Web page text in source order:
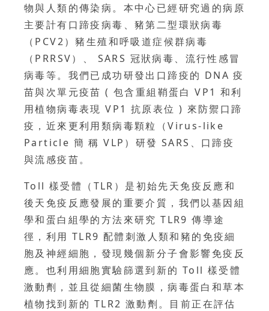
物與人類的傳染病。本中心已經研究過的病原
主要計有口蹄疫病毒、豬第二型環狀病毒
（PCV2）豬生殖和呼吸道症候群病毒
（PRRSV）、 SARS 冠狀病毒、流行性感冒
病毒等。我們已成功研發出口蹄疫的 DNA 疫
苗與次單元疫苗 ( 包含重組鞘蛋白 VP1 和利
用植物病毒表現 VP1 抗原表位 ) 來防禦口蹄
疫，近來更利用類病毒顆粒（Virus-like
Particle 簡 稱 VLP）研發 SARS、口蹄疫
與流感疫苗。
Toll 樣受體（TLR）是初始先天免疫反應和
後天免疫反應發展的重要介質，我們以基因組
學和蛋白組學的方法來研究 TLR9 傳導途
徑，利用 TLR9 配體刺激人類和豬的免疫細
胞及神經細胞，發現幾個新分子會影響免疫反
應。也利用細胞實驗篩選到新的 Toll 樣受體
激動劑，並且從細菌生物膜，病毒蛋白和草本
植物找到新的 TLR2 激動劑。目前正在評估